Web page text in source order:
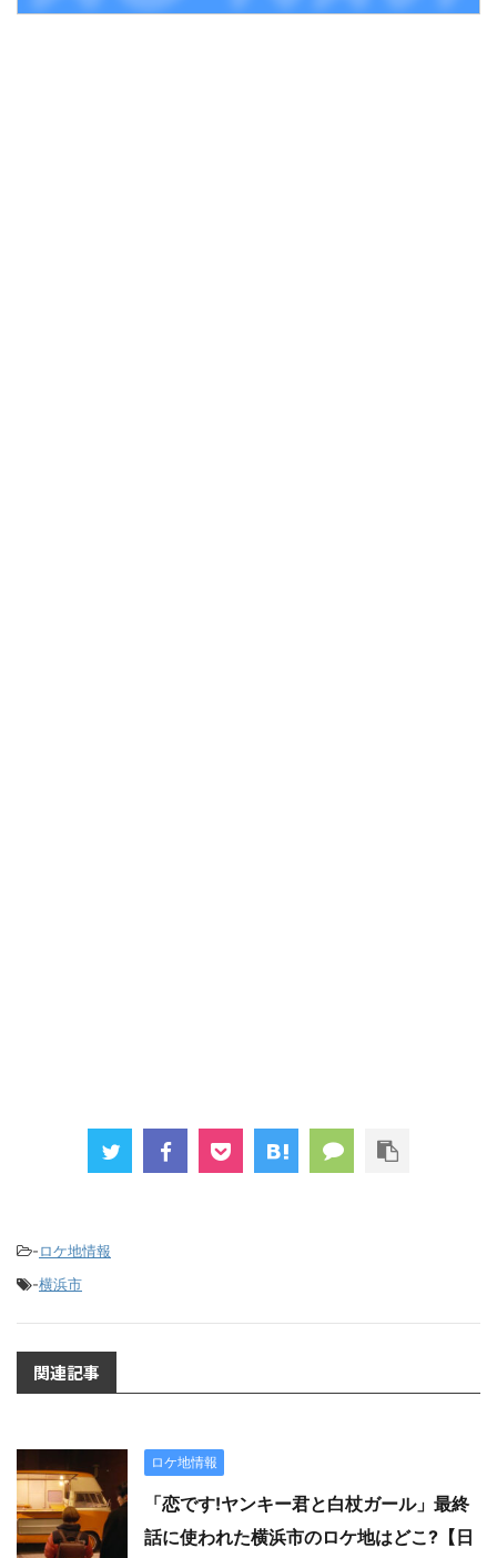
-ロケ地情報
-横浜市
関連記事
ロケ地情報
「恋です!ヤンキー君と白杖ガール」最終
話に使われた横浜市のロケ地はどこ?【日